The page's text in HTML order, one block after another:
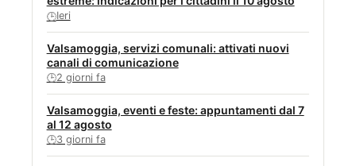
🕒Ieri
Valsamoggia, servizi comunali: attivati nuovi
canali di comunicazione
🕒2 giorni fa
Valsamoggia, eventi e feste: appuntamenti dal 7
al 12 agosto
🕒3 giorni fa